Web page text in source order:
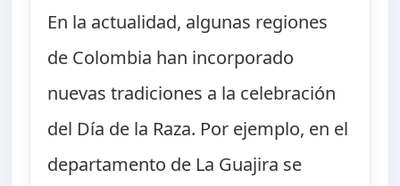
En la actualidad, algunas regiones
de Colombia han incorporado
nuevas tradiciones a la celebración
del Día de la Raza. Por ejemplo, en el
departamento de La Guajira se